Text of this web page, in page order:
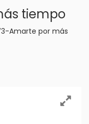
tiempo
Amarte por más